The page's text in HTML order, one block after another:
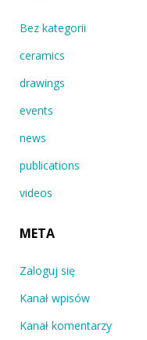
Bez kategorii
ceramics
drawings
events
news
publications
videos
META
Zaloguj się
Kanał wpisów
Kanał komentarzy